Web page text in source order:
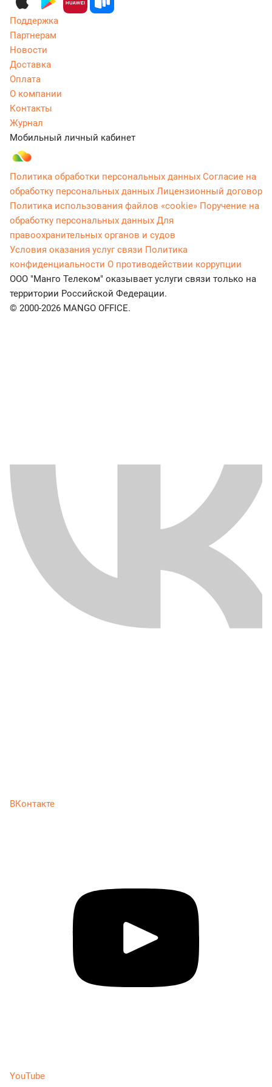
Поддержка
Партнерам
Новости
Доставка
Оплата
О компании
Контакты
Журнал
Мобильный личный кабинет
Политика обработки персональных данных Согласие на
обработку персональных данных Лицензионный договор
Политика использования файлов «cookie» Поручение на
обработку персональных данных Для
правоохранительных органов и судов
Условия оказания услуг связи Политика
конфиденциальности О противодействии коррупции
ООО "Манго Телеком" оказывает услуги связи только на
территории Российской Федерации.
© 2000-2026 MANGO OFFICE.
ВКонтакте
YouTube